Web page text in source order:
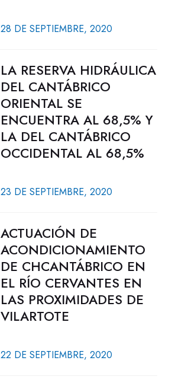
28 DE SEPTIEMBRE, 2020
LA RESERVA HIDRÁULICA
DEL CANTÁBRICO
ORIENTAL SE
ENCUENTRA AL 68,5% Y
LA DEL CANTÁBRICO
OCCIDENTAL AL 68,5%
23 DE SEPTIEMBRE, 2020
ACTUACIÓN DE
ACONDICIONAMIENTO
DE CHCANTÁBRICO EN
EL RÍO CERVANTES EN
LAS PROXIMIDADES DE
VILARTOTE
22 DE SEPTIEMBRE, 2020